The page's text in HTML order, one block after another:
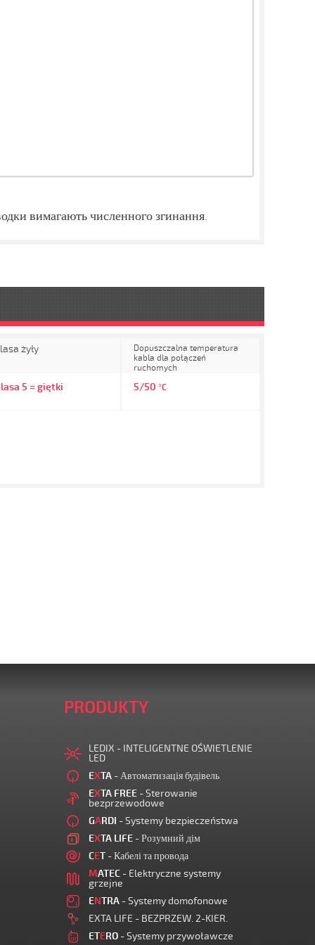
вимагають численного згинання.
żyły
5 = giętki
Dopuszczalna temperatura
kabla dla połączeń
ruchomych
5/50 °C
PRODUKTY
LEDIX - INTELIGENTNE OŚWIETLENIE
LED
EXTA - Автоматизація будівель
EXTA FREE - Sterowanie
bezprzewodowe
GARDI - Systemy bezpieczeństwa
EXTA LIFE - Розумний дім
CET - Кабелі та провода
MATEC - Elektryczne systemy
grzejne
ENTRA - Systemy domofonowe
EXTA LIFE - BEZPRZEW. 2-KIER.
ETERO - Systemy przywoławcze